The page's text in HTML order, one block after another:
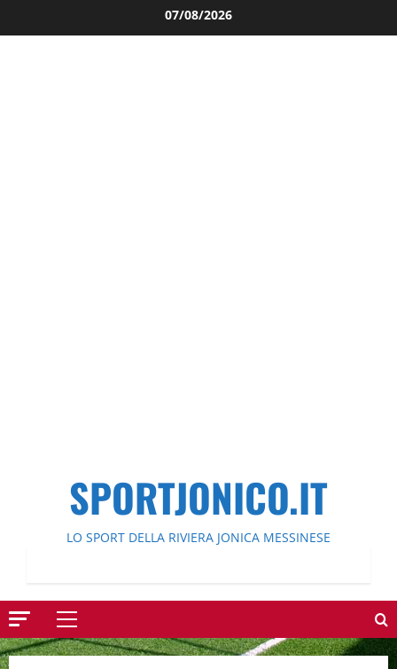
al
07/08/2026
SPORTJONICO.IT
LO SPORT DELLA RIVIERA JONICA MESSINESE
Menu
principale